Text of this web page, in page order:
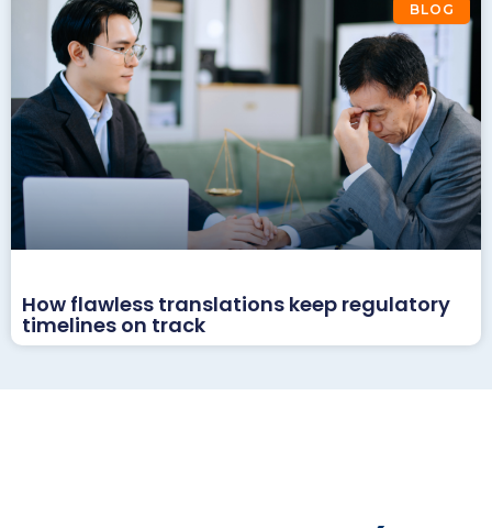
BLOG
How flawless translations keep regulatory
timelines on track